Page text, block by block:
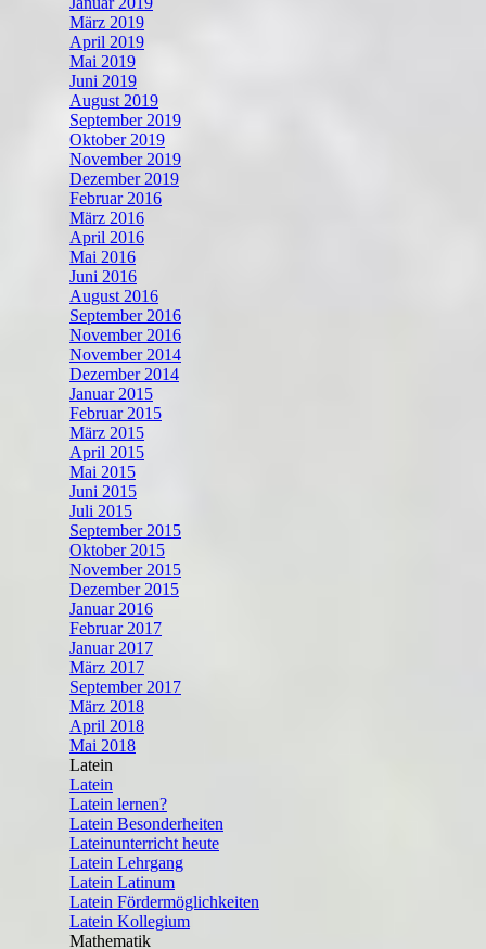
März 2019
April 2019
Mai 2019
Juni 2019
August 2019
September 2019
Oktober 2019
November 2019
Dezember 2019
Februar 2016
März 2016
April 2016
Mai 2016
Juni 2016
August 2016
September 2016
November 2016
November 2014
Dezember 2014
Januar 2015
Februar 2015
März 2015
April 2015
Mai 2015
Juni 2015
Juli 2015
September 2015
Oktober 2015
November 2015
Dezember 2015
Januar 2016
Februar 2017
Januar 2017
März 2017
September 2017
März 2018
April 2018
Mai 2018
Latein
Latein
Latein lernen?
Latein Besonderheiten
Lateinunterricht heute
Latein Lehrgang
Latein Latinum
Latein Fördermöglichkeiten
Latein Kollegium
Mathematik